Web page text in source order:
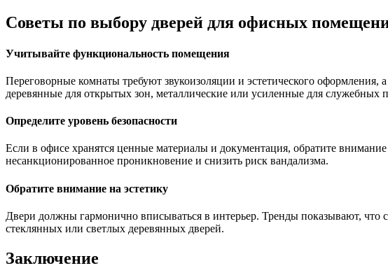
Советы по выбору дверей для офисных
Учитывайте функциональность помещения
Переговорные комнаты требуют звукоизоляции и эстетического
деревянные для открытых зон, металлические или усиленные для служебных
Определите уровень безопасности
Если в офисе хранятся ценные материалы и документация, обратите
несанкционированное проникновение и снизить риск вандализма.
Обратите внимание на эстетику
Двери должны гармонично вписываться в интерьер. Тренды показывают,
стеклянных или светлых деревянных дверей.
Заключение